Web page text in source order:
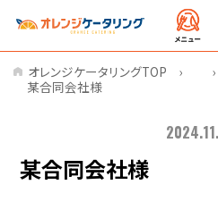
オレンジケータリングTOP
某合同会社様
某合同会社様